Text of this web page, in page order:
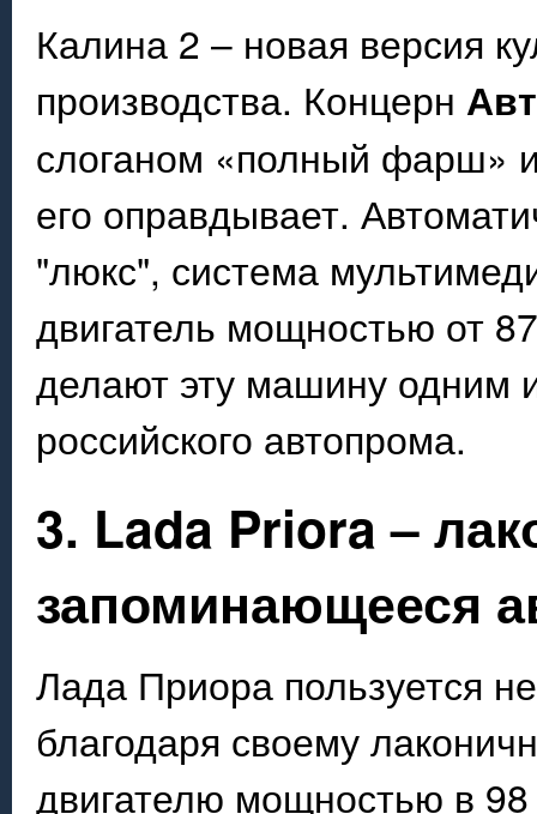
Калина 2 – новая версия
производства. Концерн
слоганом «полный фарш»
его оправдывает.
"люкс", система
двигатель мощностью от
делают эту машину одним
российского автопрома.
3. Lada Priora –
запоминающееся
Лада Приора пользуется
благодаря своему
двигателю мощностью в